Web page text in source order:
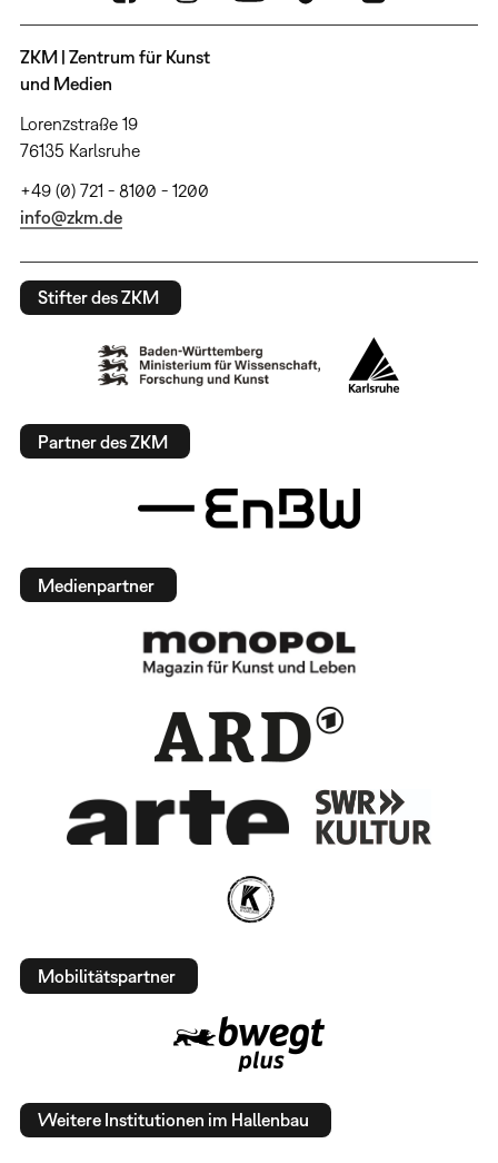
ZKM | Zentrum für Kunst
und Medien
Lorenzstraße 19
76135 Karlsruhe
+49 (0) 721 - 8100 - 1200
info@zkm.de
Stifter des ZKM
Partner des ZKM
Medienpartner
Mobilitätspartner
Weitere Institutionen im Hallenbau